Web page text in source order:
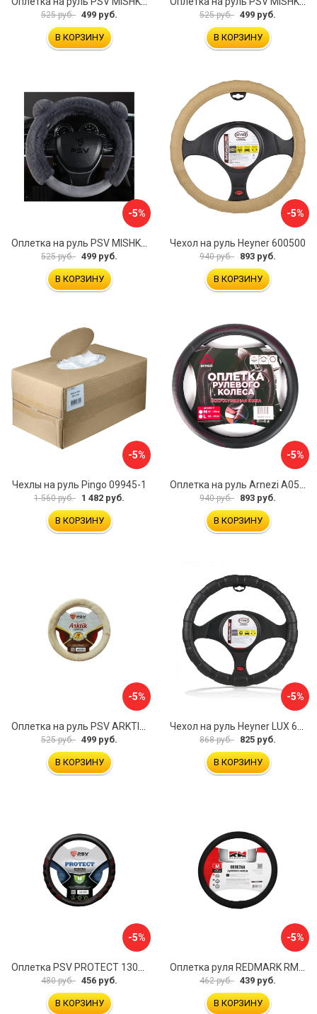
525 руб. 499 руб.
В КОРЗИНУ
525 руб. 499 руб.
В КОРЗИНУ
-5%
525 руб. 499 руб.
В КОРЗИНУ
-5%
Чехол на руль Heyner 600500
940 руб. 893 руб.
В КОРЗИНУ
-5%
Чехлы на руль Pingo 09945-1
1 560 руб. 1 482 руб.
В КОРЗИНУ
-5%
940 руб. 893 руб.
В КОРЗИНУ
-5%
525 руб. 499 руб.
В КОРЗИНУ
-5%
868 руб. 825 руб.
В КОРЗИНУ
-5%
Оплетка PSV PROTECT 130503
480 руб. 456 руб.
В КОРЗИНУ
-5%
Оплетка руля REDMARK RM78002
462 руб. 439 руб.
В КОРЗИНУ